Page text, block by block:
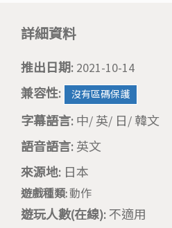
詳細資料
推出日期: 2021-10-14
兼容性:
沒有區碼保護
字幕語言: 中/ 英/ 日/ 韓文
語音語言: 英文
來源地: 日本
遊戲種類:動作
遊玩人數(在線): 不適用